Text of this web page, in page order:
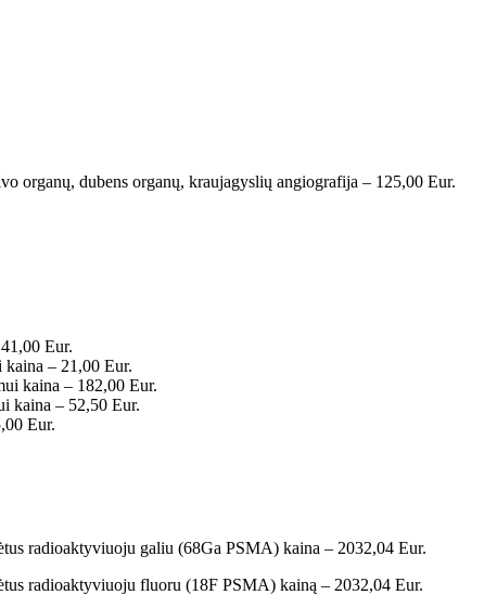
organų, dubens organų, kraujagyslių angiografija – 125,00 Eur.
Eur.
– 21,00 Eur.
kaina – 182,00 Eur.
kaina – 52,50 Eur.
Eur.
radioaktyviuoju galiu (68Ga PSMA) kaina – 2032,04 Eur.
radioaktyviuoju fluoru (18F PSMA) kainą – 2032,04 Eur.